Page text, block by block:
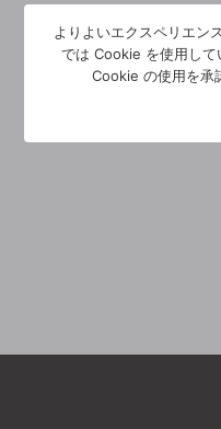
よりよいエクスペリエン
では Cookie を使用して
Cookie の使用を承